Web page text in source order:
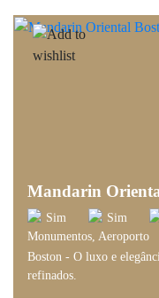
Mandarin
Sim Sim
Monumentos, Aeroporto
Boston - O luxo e
refinados.